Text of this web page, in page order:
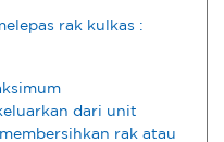
rak kulkas :
dari unit
rak atau